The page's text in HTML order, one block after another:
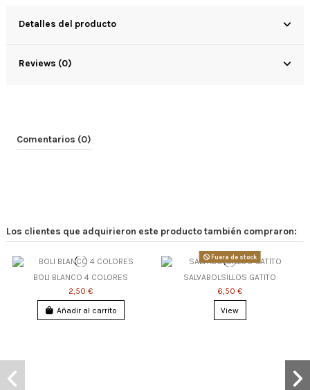
Detalles del producto
Reviews (0)
Comentarios (0)
Los clientes que adquirieron este producto también compraron:
BOLI BLANCO 4 COLORES
2,50 €
Añadir al carrito
Fuera de stock
SALVABOLSILLOS GATITO
6,50 €
View